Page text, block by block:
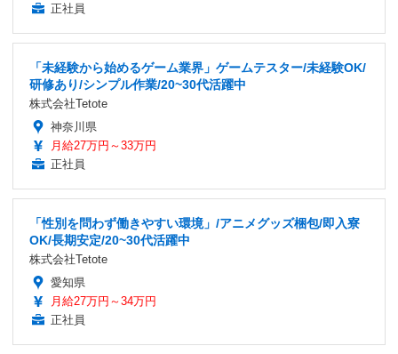
正社員
「未経験から始めるゲーム業界」ゲームテスター/未経験OK/
研修あり/シンプル作業/20~30代活躍中
株式会社Tetote
神奈川県
月給27万円～33万円
正社員
「性別を問わず働きやすい環境」/アニメグッズ梱包/即入寮
OK/長期安定/20~30代活躍中
株式会社Tetote
愛知県
月給27万円～34万円
正社員